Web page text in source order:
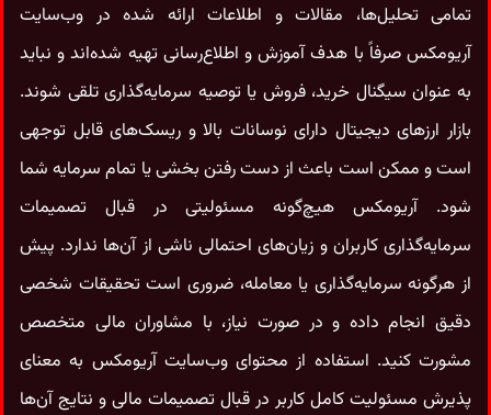
تمامی تحلیل‌ها، مقالات و اطلاعات ارائه شده در وب‌سایت
آریومکس صرفاً با هدف آموزش و اطلاع‌رسانی تهیه شده‌اند و نباید
به‌ عنوان سیگنال خرید، فروش یا توصیه سرمایه‌گذاری تلقی شوند.
بازار ارزهای دیجیتال دارای نوسانات بالا و ریسک‌های قابل‌ توجهی
است و ممکن است باعث از دست رفتن بخشی یا تمام سرمایه شما
شود. آریومکس هیچ‌گونه مسئولیتی در قبال تصمیمات
سرمایه‌گذاری کاربران و زیان‌های احتمالی ناشی از آن‌ها ندارد. پیش
از هرگونه سرمایه‌گذاری یا معامله، ضروری است تحقیقات شخصی
دقیق انجام داده و در صورت نیاز، با مشاوران مالی متخصص
مشورت کنید. استفاده از محتوای وب‌سایت آریومکس به معنای
پذیرش مسئولیت کامل کاربر در قبال تصمیمات مالی و نتایج آن‌ها